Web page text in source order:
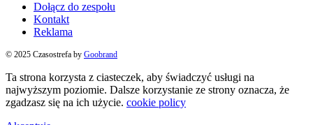
Dołącz do zespołu
Kontakt
Reklama
© 2025 Czasostrefa by Goobrand
Ta strona korzysta z ciasteczek, aby świadczyć usługi na
najwyższym poziomie. Dalsze korzystanie ze strony oznacza, że
zgadzasz się na ich użycie. cookie policy